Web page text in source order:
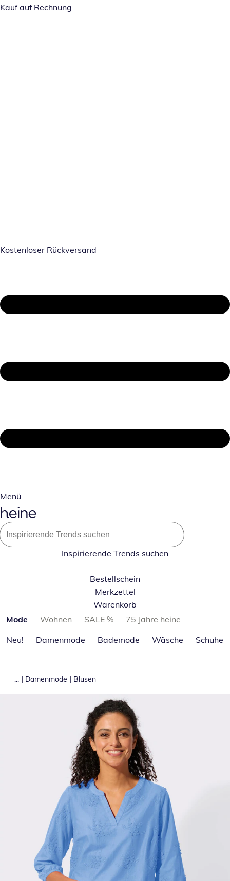
Kauf auf Rechnung
Kostenloser Rückversand
Menü
Inspirierende Trends suchen
Bestellschein
Merkzettel
Warenkorb
Produktkategorien überspringen
Mode Wohnen SALE %
75 Jahre heine
Neu!
Damenmode Bademode Wäsche Schuhe
... | Damenmode | Blusen